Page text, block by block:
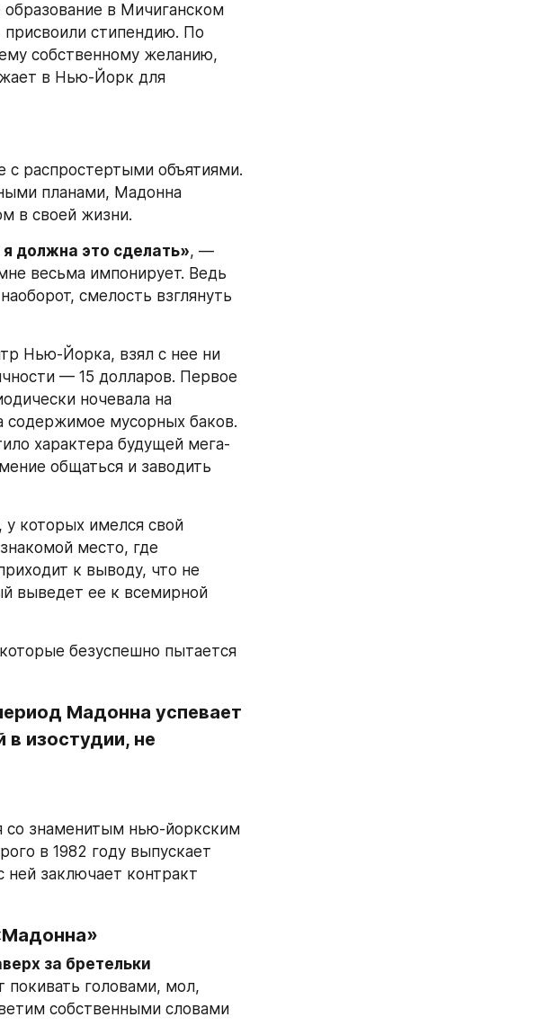
в Мичиганском
стипендию. По
собственному желанию,
в Нью-Йорк для
распростертыми объятиями.
планами, Мадонна
в своей жизни.
должна это сделать», —
весьма импонирует. Ведь
смелость взглянуть
Нью-Йорка, взял с нее ни
— 15 долларов. Первое
ночевала на
содержимое мусорных баков.
характера будущей мега-
общаться и заводить
у которых имелся свой
место, где
к выводу, что не
выведет ее к всемирной
безуспешно пытается
Мадонна успевает
изостудии, не
со знаменитым нью-йоркским
в 1982 году выпускает
ней заключает контракт
за бретельки
покивать головами, мол,
собственными словами